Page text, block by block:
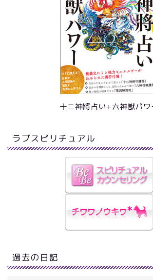
十二神將占い+六神獣パワ
ラブスピリチュアル
過去の日記